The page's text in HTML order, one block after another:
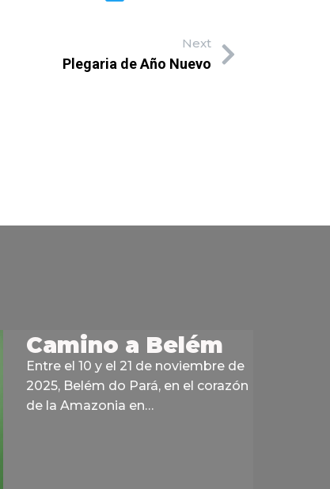
Next
Plegaria de Año Nuevo
Camino a Belém
Entre el 10 y el 21 de noviembre de
2025, Belém do Pará, en el corazón
de la Amazonia en…